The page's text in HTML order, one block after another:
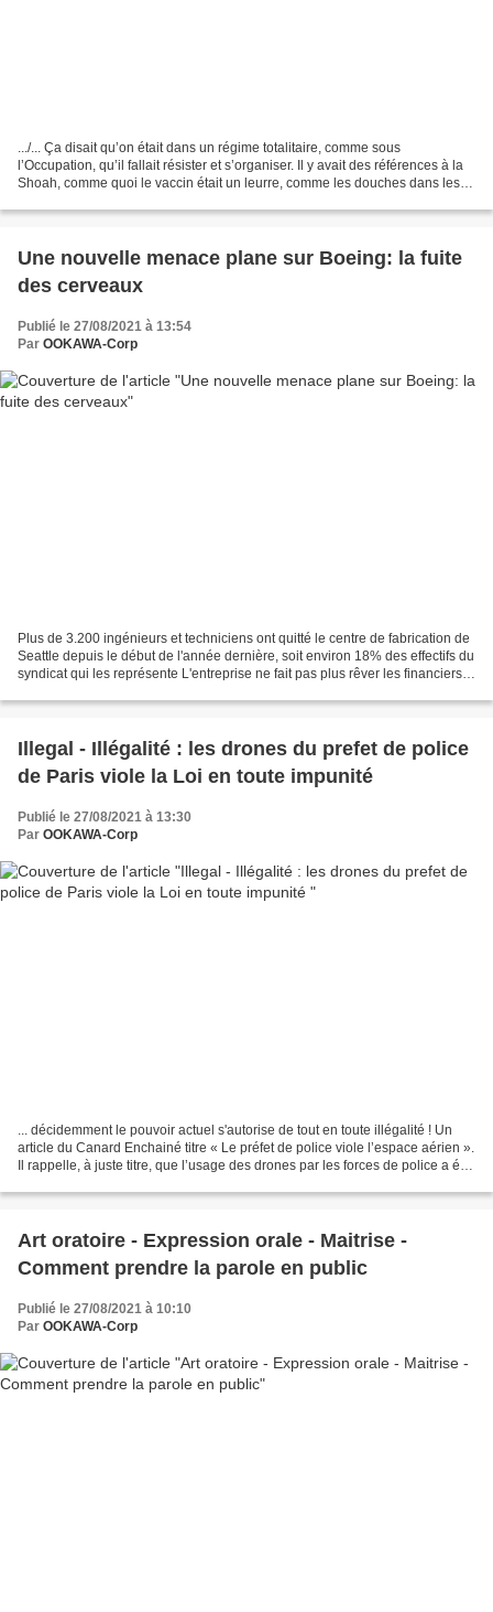
.../... Ça disait qu’on était dans un régime totalitaire, comme sous
l’Occupation, qu’il fallait résister et s’organiser. Il y avait des références à la
Shoah, comme quoi le vaccin était un leurre, comme les douches dans les
Une nouvelle menace plane sur Boeing: la fuite
des cerveaux
Publié le 27/08/2021 à 13:54
Par OOKAWA-Corp
Plus de 3.200 ingénieurs et techniciens ont quitté le centre de fabrication de
Seattle depuis le début de l'année dernière, soit environ 18% des effectifs du
syndicat qui les représente L'entreprise ne fait pas plus rêver les financiers
Illegal - Illégalité : les drones du prefet de police
de Paris viole la Loi en toute impunité
Publié le 27/08/2021 à 13:30
Par OOKAWA-Corp
... décidemment le pouvoir actuel s'autorise de tout en toute illégalité ! Un
article du Canard Enchainé titre « Le préfet de police viole l’espace aérien ».
Il rappelle, à juste titre, que l’usage des drones par les forces de police a été
Art oratoire - Expression orale - Maitrise -
Comment prendre la parole en public
Publié le 27/08/2021 à 10:10
Par OOKAWA-Corp